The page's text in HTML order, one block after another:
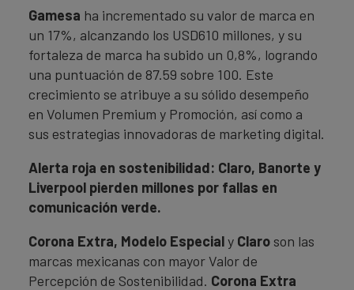
Gamesa ha incrementado su valor de marca en
un 17%, alcanzando los USD610 millones, y su
fortaleza de marca ha subido un 0,8%, logrando
una puntuación de 87.59 sobre 100. Este
crecimiento se atribuye a su sólido desempeño
en Volumen Premium y Promoción, así como a
sus estrategias innovadoras de marketing digital.
Alerta roja en sostenibilidad: Claro, Banorte y
Liverpool pierden millones por fallas en
comunicación verde.
Corona Extra, Modelo Especialy Claro son las
marcas mexicanas con mayor Valor de
Percepción de Sostenibilidad. Corona Extra